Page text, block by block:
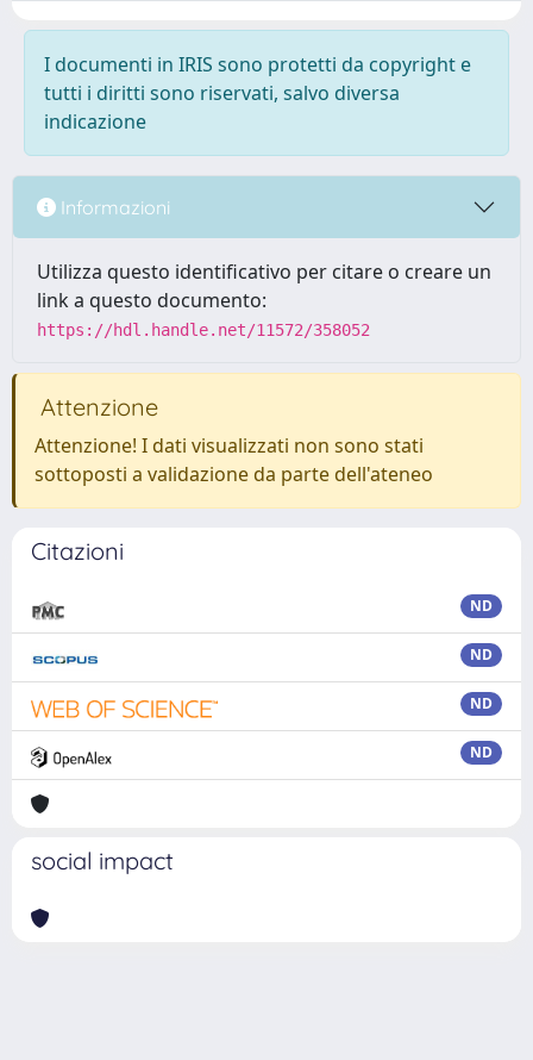
I documenti in IRIS sono protetti da copyright e
tutti i diritti sono riservati, salvo diversa
indicazione
Informazioni
Utilizza questo identificativo per citare o creare un
link a questo documento:
https://hdl.handle.net/11572/358052
Attenzione
Attenzione! I dati visualizzati non sono stati
sottoposti a validazione da parte dell'ateneo
Citazioni
ND
ND
ND
ND
social impact